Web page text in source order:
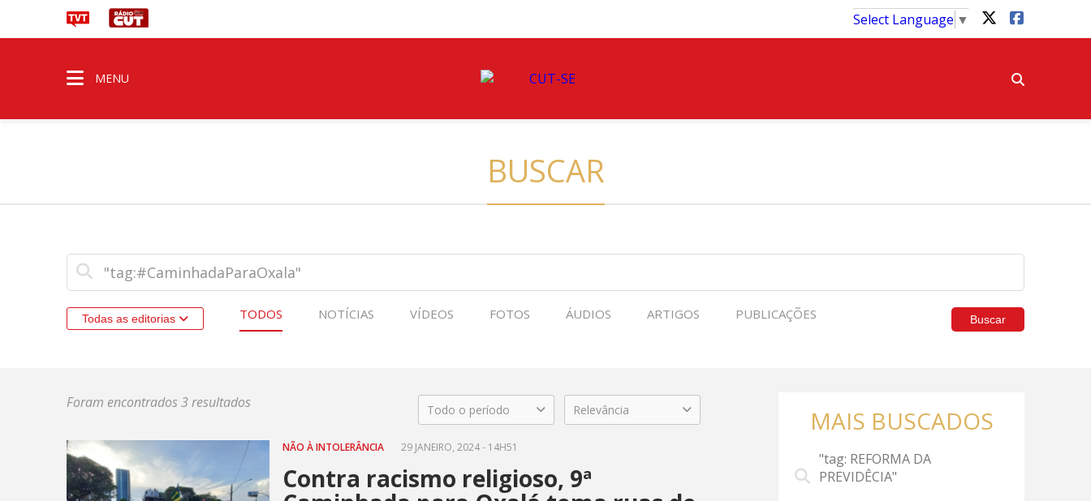
Select Language ▼
MENU
BUSCAR
Todas as editorias TODOS NOTÍCIAS VÍDEOS FOTOS ÁUDIOS ARTIGOS PUBLICAÇÕES Buscar
Foram encontrados 3 resultados Todo o período Relevância
NÃO À INTOLERÂNCIA 29 JANEIRO, 2024 - 14H51
Contra racismo religioso, 9ª
MAIS BUSCADOS
"tag: REFORMA DA
PREVIDÊCIA"